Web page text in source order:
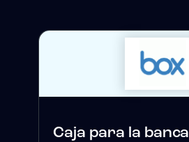
Caja para la banca